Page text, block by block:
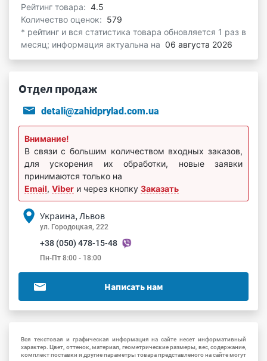
Рейтинг товара: 4.5
Количество оценок: 579
* рейтинг и вся статистика товара обновляется 1 раз в
месяц; информация актуальна на 06 августа 2026
Отдел продаж
detali@zahidprylad.com.ua
Внимание!
В связи с большим количеством входных заказов,
для ускорения их обработки, новые заявки
принимаются только на
Email, Viber и через кнопку Заказать
Украина, Львов
ул. Городоцкая, 222
+38 (050) 478-15-48
Пн-Пт 8:00 - 18:00
Написать нам
Вся текстовая и графическая информация на сайте несет информативный
характер. Цвет, оттенок, материал, геометрические размеры, вес, содержание,
комплект поставки и другие параметры товара представленого на сайте могут